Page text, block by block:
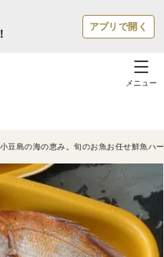
アプリで開く
メニュー
小豆島の海の恵み。旬のお魚お任せ鮮魚ハ